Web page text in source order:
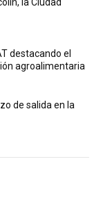
destacando el
agroalimentaria
de salida en la